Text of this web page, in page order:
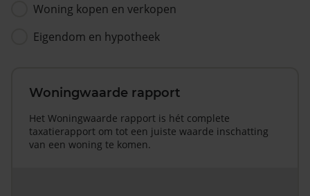
Woning kopen en verkopen
Eigendom en hypotheek
Woningwaarde rapport
Het Woningwaarde rapport is hét complete
taxatierapport om tot een juiste waarde inschatting
van een woning te komen.